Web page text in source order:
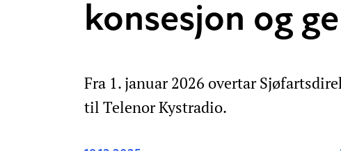
konsesjon og
Fra 1. januar 2026 overtar
til Telenor Kystradio.